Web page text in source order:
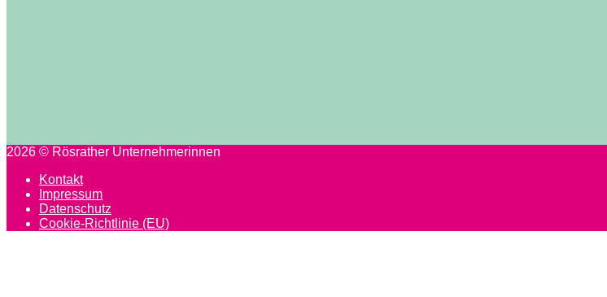
2026 © Rösrather Unternehmerinnen
Kontakt
Impressum
Datenschutz
Cookie-Richtlinie (EU)